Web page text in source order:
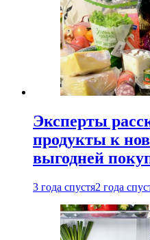
Эксперты
продукты к
выгодней
3 года спустя2 года